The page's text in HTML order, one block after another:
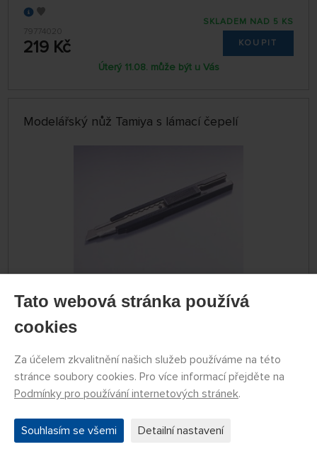
79774020
219 Kč
SKLADEM NAD 5 KS
KOUPIT
Úterý 11.08. může být u Vás
Modelářský nůž Tamiya s lámací čepelí
89 Kč
DOČASNĚ
NEDOSTUPNÉ
Modelářský nůž Tamiya s lámací čepelí
Tato webová stránka používá
cookies
Za účelem zkvalitnění našich služeb používáme na této
stránce soubory cookies. Pro více informací přejděte na
Podmínky pro používání internetových stránek.
Souhlasím se všemi Detailní nastavení